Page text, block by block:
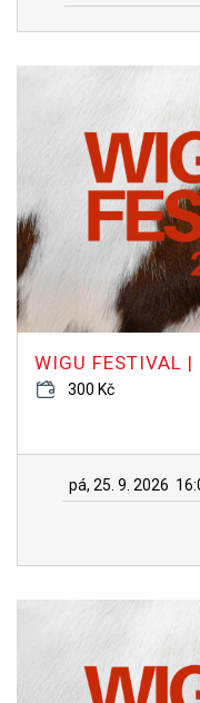
WIGU FESTIVAL |
300 Kč
pá, 25. 9. 2026